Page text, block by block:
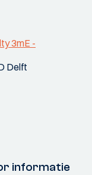
3mE -
Delft
informatie